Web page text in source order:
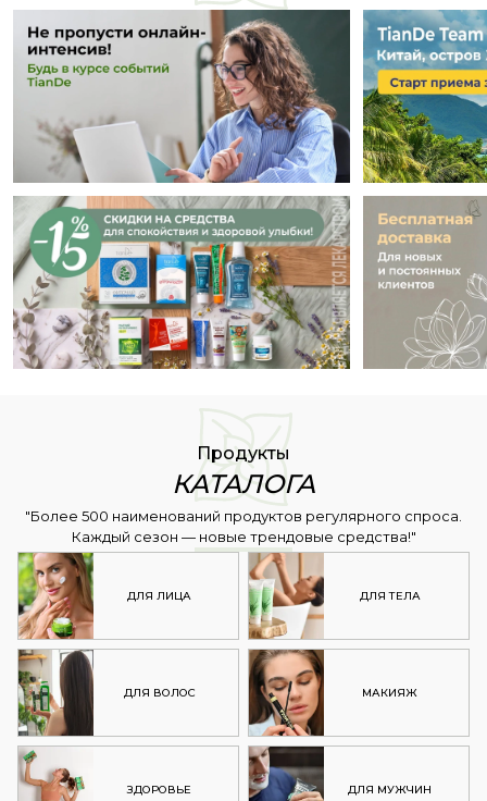
Продукты
КАТАЛОГА
"Более 500 наименований продуктов регулярного спроса.
Каждый сезон — новые трендовые средства!"
ДЛЯ ЛИЦА ДЛЯ ТЕЛА
ДЛЯ ВОЛОС МАКИЯЖ
ЗДОРОВЬЕ ДЛЯ МУЖЧИН